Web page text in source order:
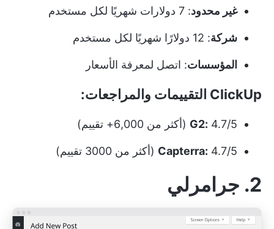
غير محدود: 7 دولارات شهريًا لكل مستخدم
شركة: 12 دولارًا شهريًا لكل مستخدم
المؤسسات: اتصل لمعرفة الأسعار
ClickUp التقييمات والمراجعات:
G2: 4.7/5 (أكثر من 6,000+ تقييم)
Capterra: 4.7/5 (أكثر من 3000 تقييم)
2. جرامرلي